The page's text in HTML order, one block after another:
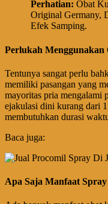
Perhatian: Obat
Original Germany,
Efek Samping.
Perlukah Menggunakan
Tentunya sangat perlu
memiliki pasangan yang
mayoritas pria mengalami
ejakulasi dini kurang dari
membutuhkan durasi
Baca juga:
Apa Saja Manfaat